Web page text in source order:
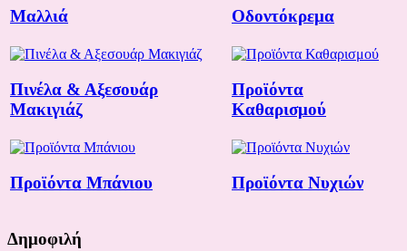
Μαλλιά Οδοντόκρεμα
Πινέλα & Αξεσουάρ
Μακιγιάζ
Προϊόντα
Καθαρισμού
Προϊόντα Μπάνιου Προϊόντα Νυχιών
Δημοφιλή